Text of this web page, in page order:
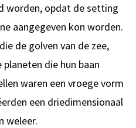
worden, opdat de setting
aangegeven kon worden.
de golven van de zee,
die hun baan
waren een vroege vorm
een driedimensionaal
weleer.